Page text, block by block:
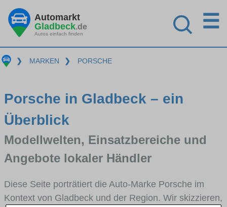
Automarkt
Gladbeck.de
Autos einfach finden
☰
❯ MARKEN ❯ PORSCHE
Porsche in Gladbeck – ein
Überblick
Modellwelten, Einsatzbereiche und
Angebote lokaler Händler
Diese Seite porträtiert die Auto-Marke Porsche im
Kontext von Gladbeck und der Region. Wir skizzieren,